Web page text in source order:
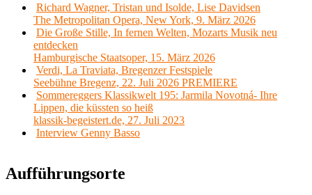
Richard Wagner, Tristan und Isolde, Lise Davidsen
The Metropolitan Opera, New York, 9. März 2026
Die Große Stille, In fernen Welten, Mozarts Musik neu
entdecken
Hamburgische Staatsoper, 15. März 2026
Verdi, La Traviata, Bregenzer Festspiele
Seebühne Bregenz, 22. Juli 2026 PREMIERE
Sommereggers Klassikwelt 195: Jarmila Novotná- Ihre
Lippen, die küssten so heiß
klassik-begeistert.de, 27. Juli 2023
Interview Genny Basso
Aufführungsorte